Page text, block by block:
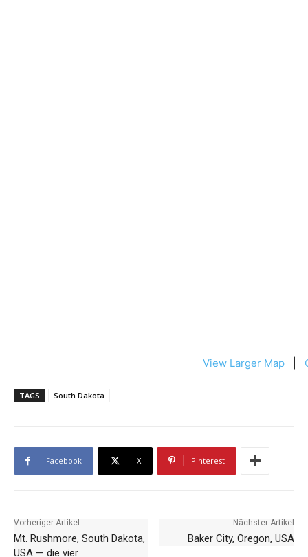
View Larger Map
TAGS South Dakota
Facebook X Pinterest
Vorheriger Artikel
Mt. Rushmore, South Dakota,
USA — die vier
Nächster Artikel
Baker City, Oregon, USA